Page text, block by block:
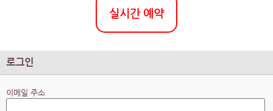
실시간 예약
로그인
이메일 주소